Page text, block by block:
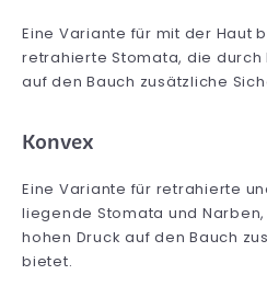
Eine Variante für mit der Haut
retrahierte Stomata, die durch
auf den Bauch zusätzliche
Konvex
Eine Variante für retrahierte
liegende Stomata und
hohen Druck auf den Bauch
bietet.